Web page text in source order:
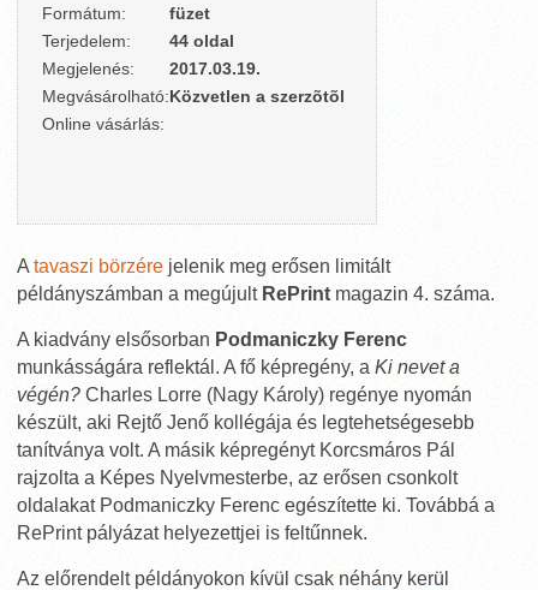
Formátum:
füzet
Terjedelem:
44 oldal
Megjelenés:
2017.03.19.
Megvásárolható:Közvetlen a szerzõtõl
Online vásárlás:
Atavaszi börzére jelenik meg erősen limitált
példányszámban a megújult RePrint magazin 4. száma.
A kiadvány elsősorban Podmaniczky Ferenc
munkásságára reflektál. A fő képregény, a Ki nevet a
végén? Charles Lorre (Nagy Károly) regénye nyomán
készült, aki Rejtő Jenő kollégája és legtehetségesebb
tanítványa volt. A másik képregényt Korcsmáros Pál
rajzolta a Képes Nyelvmesterbe, az erősen csonkolt
oldalakat Podmaniczky Ferenc egészítette ki. Továbbá a
RePrint pályázat helyezettjei is feltűnnek.
Az előrendelt példányokon kívül csak néhány kerül